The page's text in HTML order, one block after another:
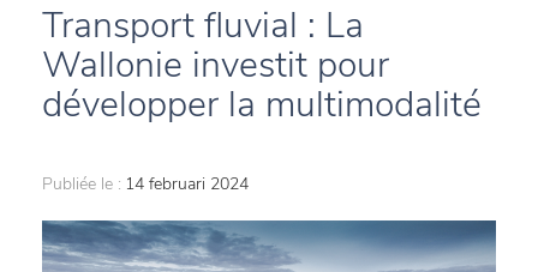
Transport fluvial : La
Wallonie investit pour
développer la multimodalité
Publiée le : 14 februari 2024